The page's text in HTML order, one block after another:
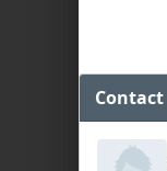
Contact